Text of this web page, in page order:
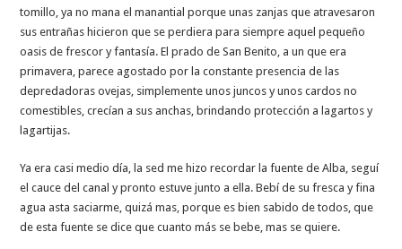
tomillo, ya no mana el manantial porque unas zanjas que atravesaron
sus entrañas hicieron que se perdiera para siempre aquel pequeño
oasis de frescor y fantasía. El prado de San Benito, a un que era
primavera, parece agostado por la constante presencia de las
depredadoras ovejas, simplemente unos juncos y unos cardos no
comestibles, crecían a sus anchas, brindando protección a lagartos y
lagartijas.
Ya era casi medio día, la sed me hizo recordar la fuente de Alba, seguí
el cauce del canal y pronto estuve junto a ella. Bebí de su fresca y fina
agua asta saciarme, quizá mas, porque es bien sabido de todos, que
de esta fuente se dice que cuanto más se bebe, mas se quiere.